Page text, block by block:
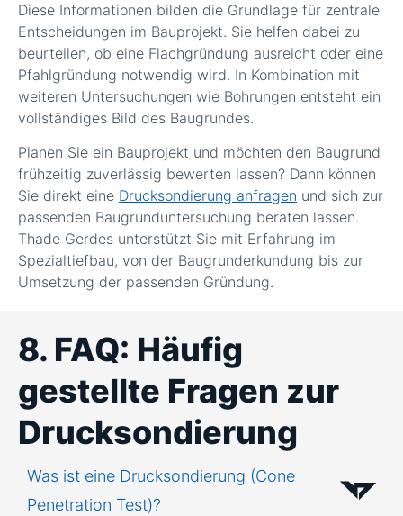
Diese Informationen bilden die Grundlage für zentrale
Entscheidungen im Bauprojekt. Sie helfen dabei zu
beurteilen, ob eine Flachgründung ausreicht oder eine
Pfahlgründung notwendig wird. In Kombination mit
weiteren Untersuchungen wie Bohrungen entsteht ein
vollständiges Bild des Baugrundes.
Planen Sie ein Bauprojekt und möchten den Baugrund
frühzeitig zuverlässig bewerten lassen? Dann können
Sie direkt eine Drucksondierung anfragen und sich zur
passenden Baugrunduntersuchung beraten lassen.
Thade Gerdes unterstützt Sie mit Erfahrung im
Spezialtiefbau, von der Baugrunderkundung bis zur
Umsetzung der passenden Gründung.
8. FAQ: Häufig
gestellte Fragen zur
Drucksondierung
Was ist eine Drucksondierung (Cone
Penetration Test)?